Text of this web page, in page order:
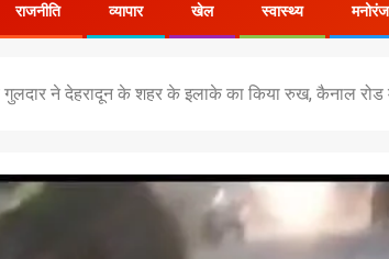
राजनीति व्यापार खेल स्वास्थ्य
गुलदार ने देहरादून के शहर के इलाके का किया रुख, कैनाल रोड